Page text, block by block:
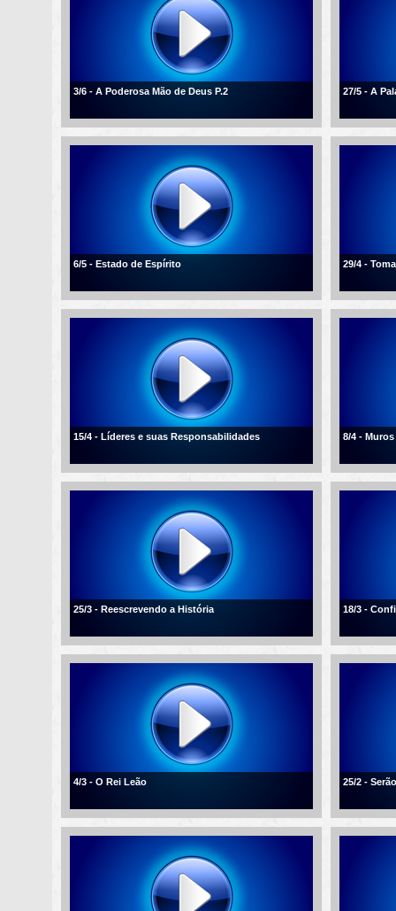
3/6 - A Poderosa Mão de Deus P.2 27/5 - A
6/5 - Estado de Espírito 29/4 -
15/4 - Líderes e suas Responsabilidades 8/4 -
25/3 - Reescrevendo a História 18/3 -
4/3 - O Rei Leão 25/2 -